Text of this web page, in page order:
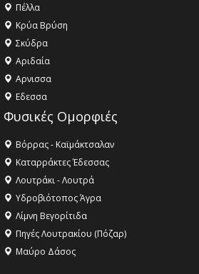
Πέλλα
Κρύα Βρύση
Σκύδρα
Αριδαία
Aρνισσα
Eδεσσα
Φυσικές Ομορφιές
Βόρρας - Καϊμάκτσαλαν
Καταρράκτες Έδεσσας
Λουτράκι - Λουτρά
Υδροβιότοπος Άγρα
Λίμνη Βεγορίτιδα
Πηγές Λουτρακίου (Πόζαρ)
Μαύρο Δάσος